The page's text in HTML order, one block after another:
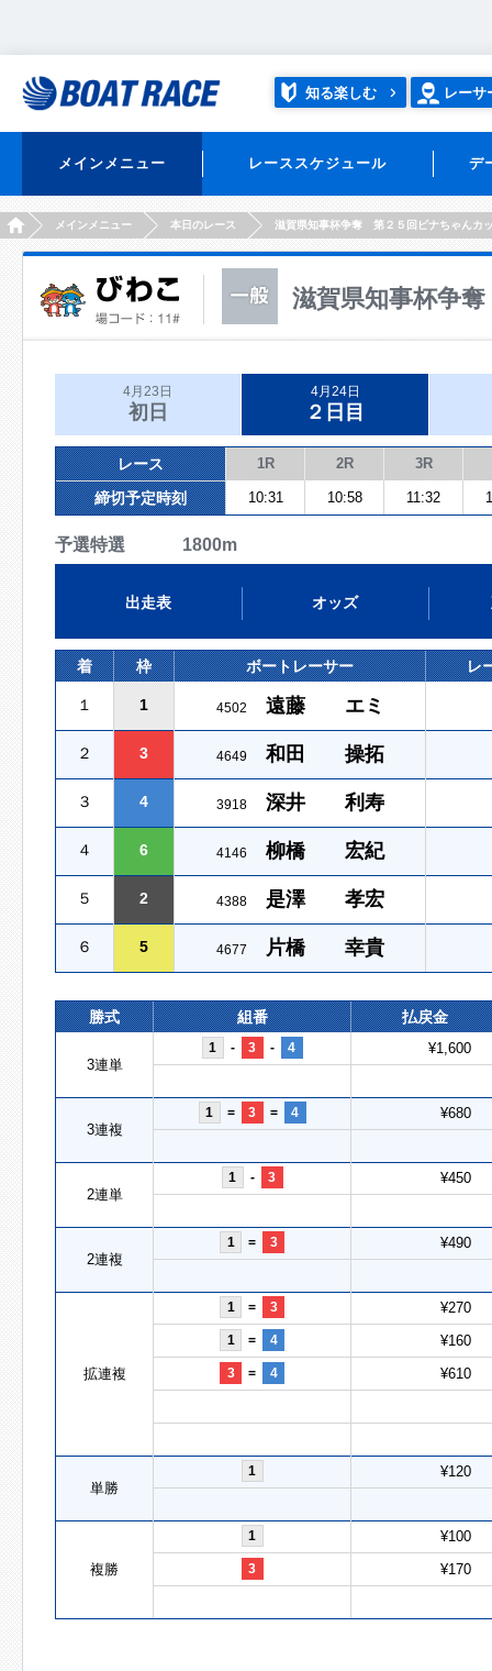
知る楽しむ レーサ
メインメニュー レーススケジュール デ
HOMEメインメニュー 本日のレース 滋賀県知事杯争奪 第２５回ビナちゃんカ
滋賀県知事杯争
4月23日
初日
4月24日
２日目
レース 1R 2R 3R
締切予定時刻 10:31 10:58 11:32
予選特選 1800m
出走表 オッズ
着 枠 ボートレーサー レ
１ 1 4502 遠藤 エミ
２ 3 4649 和田 操拓
３ 4 3918 深井 利寿
４ 6 4146 柳橋 宏紀
５ 2 4388 是澤 孝宏
６ 5 4677 片橋 幸貴
勝式 組番 払戻金
3連単
1 - 3 - 4 ¥1,600
3連複
1 = 3 = 4 ¥680
2連単
1 - 3 ¥450
2連複
1 = 3 ¥490
拡連複
1 = 3 ¥270
1 = 4 ¥160
3 = 4 ¥610
単勝
1 ¥120
複勝
1 ¥100
3 ¥170